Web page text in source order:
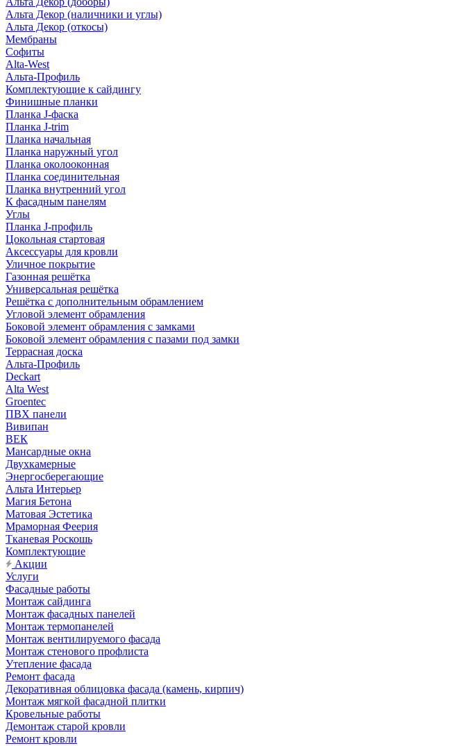
Альта Декор (наличники и углы)
Альта Декор (откосы)
Мембраны
Софиты
Alta-West
Альта-Профиль
Комплектующие к сайдингу
Финишные планки
Планка J-фаска
Планка J-trim
Планка начальная
Планка наружный угол
Планка околооконная
Планка соединительная
Планка внутренний угол
К фасадным панелям
Углы
Планка J-профиль
Цокольная стартовая
Аксессуары для кровли
Уличное покрытие
Газонная решётка
Универсальная решётка
Решётка с дополнительным обрамлением
Угловой элемент обрамления
Боковой элемент обрамления с замками
Боковой элемент обрамления с пазами под замки
Террасная доска
Альта-Профиль
Deckart
Alta West
Groentec
ПВХ панели
Вивипан
ВЕК
Мансардные окна
Двухкамерные
Энергосберегающие
Альта Интерьер
Магия Бетона
Матовая Эстетика
Мраморная Феерия
Тканевая Роскошь
Комплектующие
Акции
Услуги
Фасадные работы
Монтаж сайдинга
Монтаж фасадных панелей
Монтаж термопанелей
Монтаж вентилируемого фасада
Монтаж стенового профлиста
Утепление фасада
Ремонт фасада
Декоративная облицовка фасада (камень, кирпич)
Монтаж мягкой фасадной плитки
Кровельные работы
Демонтаж старой кровли
Ремонт кровли